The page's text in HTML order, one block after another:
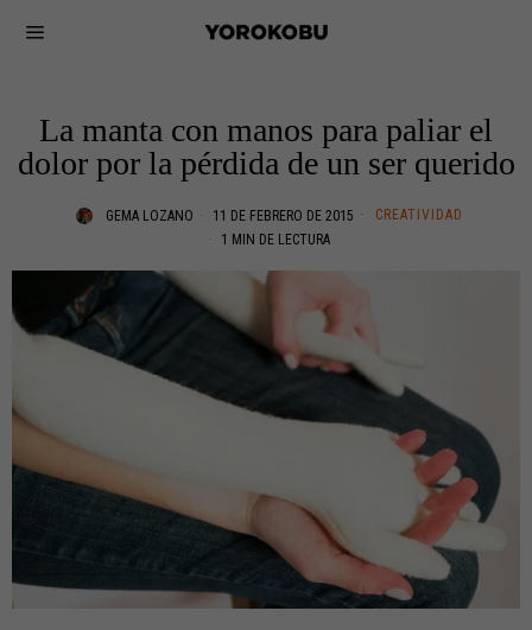
La manta con manos para paliar el
dolor por la pérdida de un ser querido
GEMA LOZANO 11 DE FEBRERO DE 2015
CREATIVIDAD
1 MIN DE LECTURA